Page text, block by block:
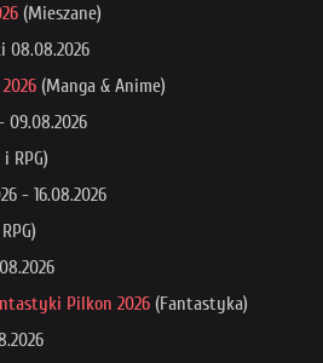
(Mieszane)
08.08.2026
(Manga & Anime)
09.08.2026
RPG)
- 16.08.2026
Pilkon 2026 (Fantastyka)